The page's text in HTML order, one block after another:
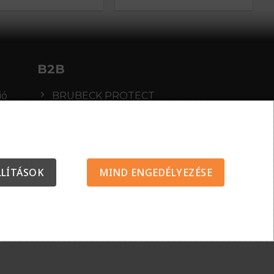
B2B
BRUBECK PROTECT
Ranger ProtectMIND ENGEDÉLYEZÉSE